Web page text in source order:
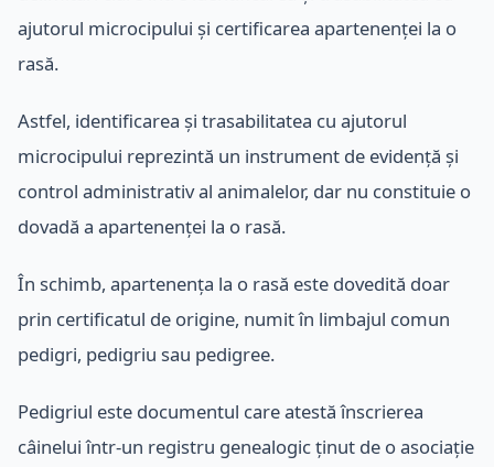
ajutorul microcipului și certificarea apartenenței la o
rasă.
Astfel, identificarea și trasabilitatea cu ajutorul
microcipului reprezintă un instrument de evidență și
control administrativ al animalelor, dar nu constituie o
dovadă a apartenenței la o rasă.
În schimb, apartenența la o rasă este dovedită doar
prin certificatul de origine, numit în limbajul comun
pedigri, pedigriu sau pedigree.
Pedigriul este documentul care atestă înscrierea
câinelui într-un registru genealogic ținut de o asociație